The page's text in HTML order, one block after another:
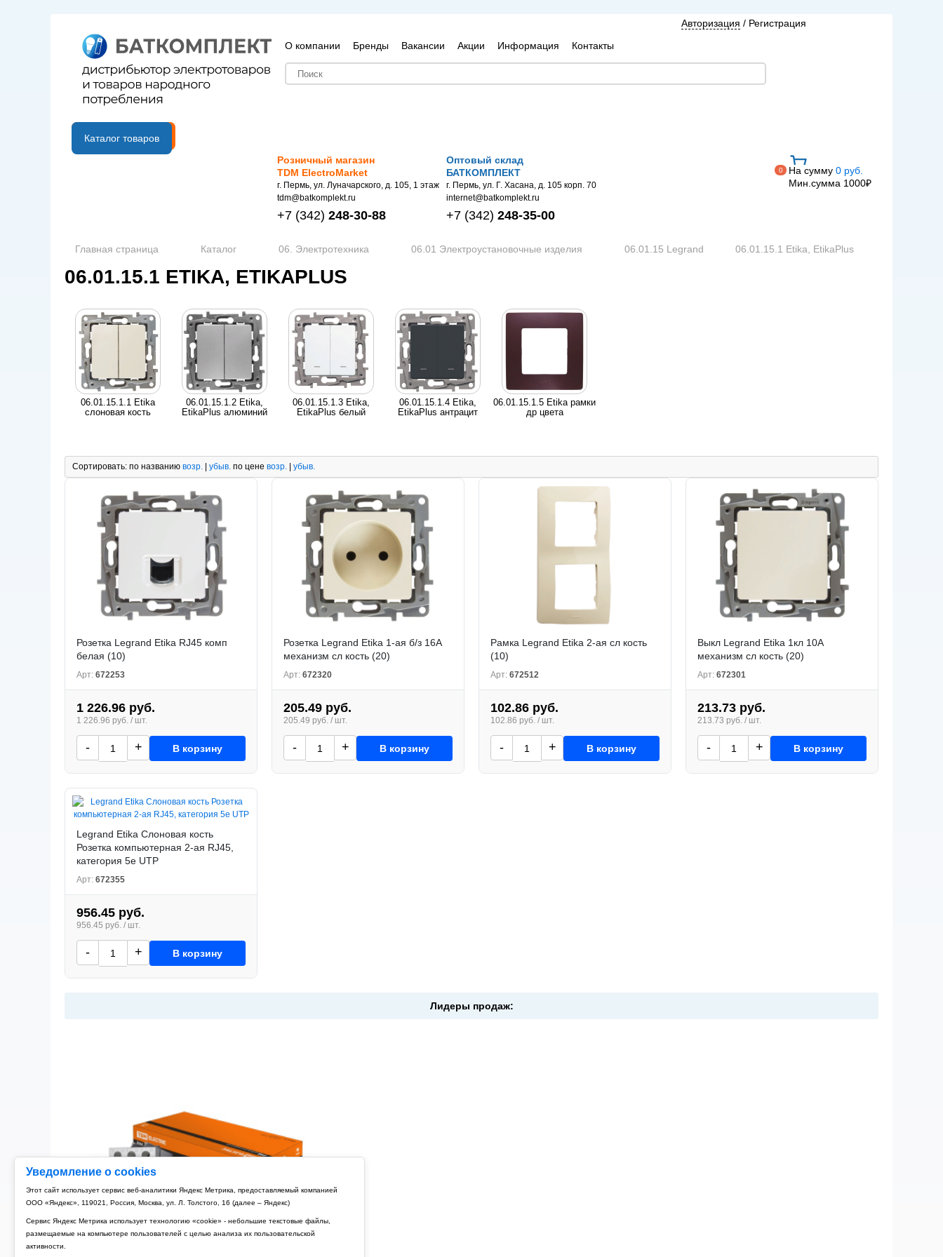
Уведомление о cookies
Этот сайт использует сервис веб-аналитики Яндекс Метрика, предоставляемый компанией
ООО «Яндекс», 119021, Россия, Москва, ул. Л. Толстого, 16 (далее – Яндекс)
Сервис Яндекс Метрика использует технологию «cookie» - небольшие текстовые файлы,
размещаемые на компьютере пользователей с целью анализа их пользовательской
активности.
О компании Бренды Вакансии Акции Информация Контакты
Авторизация / Регистрация
B2B портал
Каталог товаров
Розничный магазин
TDM ElectroMarket
г. Пермь, ул. Луначарского, д. 105, 1 этаж
tdm@batkomplekt.ru
+7 (342) 248-30-88
Оптовый склад
БАТКОМПЛЕКТ
г. Пермь, ул. Г. Хасана, д. 105 корп. 70
internet@batkomplekt.ru
+7 (342) 248-35-00
0 На сумму 0 руб.
Мин.сумма 1000₽
Главная страница Каталог 06. Электротехника 06.01 Электроустановочные изделия 06.01.15 Legrand 06.01.15.1 Etika, EtikaPlus
06.01.15.1 ETIKA, ETIKAPLUS
06.01.15.1.1 Etika
слоновая кость
06.01.15.1.2 Etika,
EtikaPlus алюминий
06.01.15.1.3 Etika,
EtikaPlus белый
06.01.15.1.4 Etika,
EtikaPlus антрацит
06.01.15.1.5 Etika рамки
др цвета
Сортировать: по названию возр. | убыв. по цене возр. | убыв.
Розетка Legrand Etika RJ45 комп
белая (10)
Арт: 672253
1 226.96 руб.
1 226.96 руб. / шт.
- + В корзину
Розетка Legrand Etika 1-ая б/з 16А
механизм сл кость (20)
Арт: 672320
205.49 руб.
205.49 руб. / шт.
- + В корзину
Рамка Legrand Etika 2-ая сл кость
(10)
Арт: 672512
102.86 руб.
102.86 руб. / шт.
- + В корзину
Выкл Legrand Etika 1кл 10А
механизм сл кость (20)
Арт: 672301
213.73 руб.
213.73 руб. / шт.
- + В корзину
Legrand Etika Слоновая кость
Розетка компьютерная 2-ая RJ45,
категория 5е UTP
Арт: 672355
956.45 руб.
956.45 руб. / шт.
- + В корзину
Лидеры продаж: